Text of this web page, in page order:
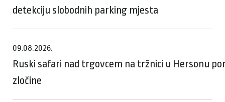
detekciju slobodnih parking mjesta
09.08.2026.
Ruski safari nad trgovcem na tržnici u Hersonu
zločine